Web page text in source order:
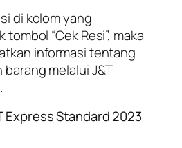
di kolom yang
“Cek Resi”, maka
informasi tentang
melalui J&T
Express Standard 2023